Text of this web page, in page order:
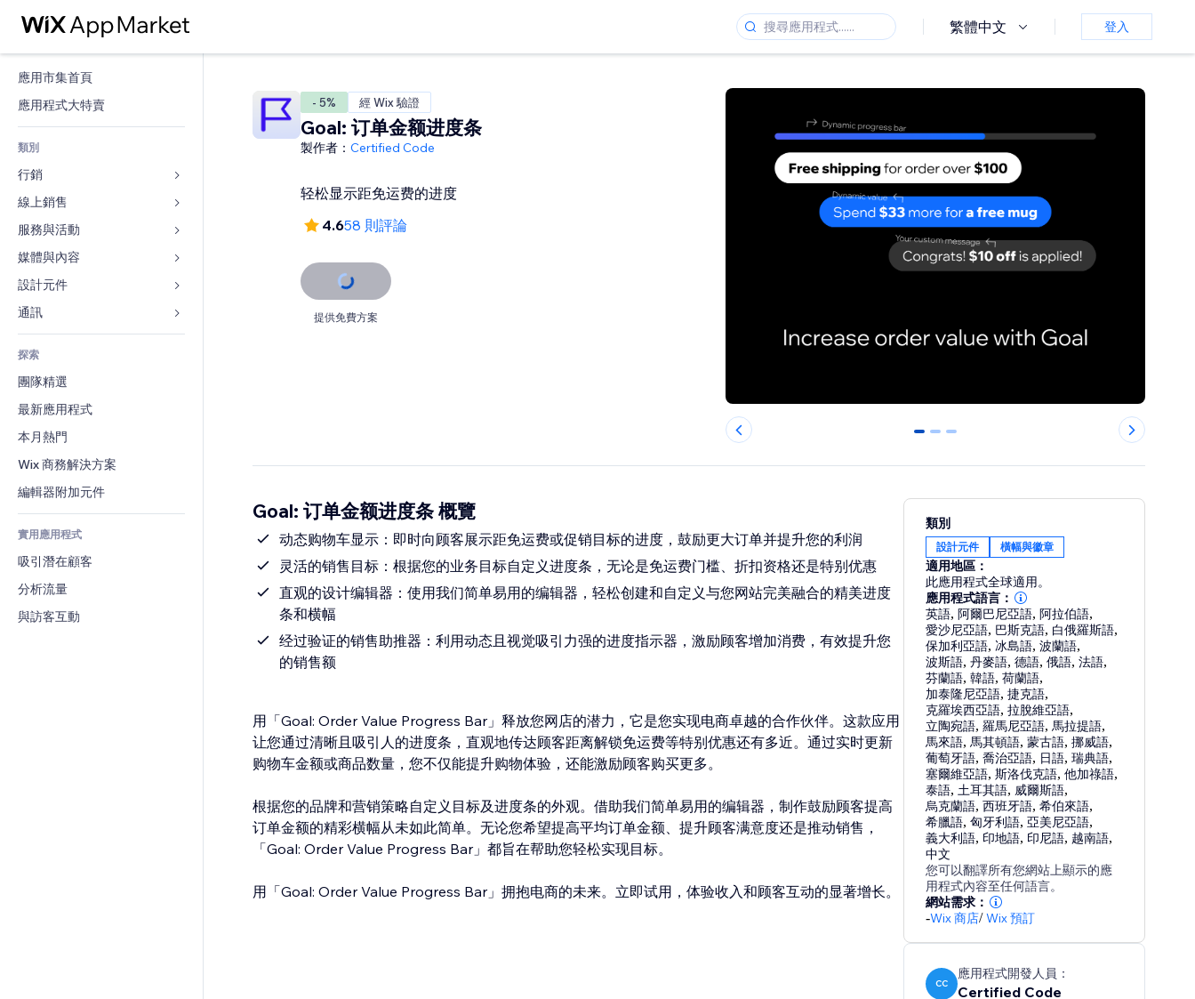
繁體中文 登入
應用市集首頁
應用程式大特賣
類別
行銷
廣告
行動裝置
分析
社交
發佈網站
電子郵件
轉換率
線上銷售
商店應用程式
出貨與送貨
付款按鈕
網路課程
會計
優惠券與酬賓計劃
倉儲解決方案
廠商直送
食品及飲料
服務與活動
旅館
活動
餐廳
不動產
預訂
媒體與內容
圖庫
音樂
Podcast
相片
影片
PDF
檔案分享
新聞
內容服務
設計元件
地圖與導航
隱私與安全性
時鐘
網頁範本
圖片效果
按鈕與選單
橫幅與徽章
計算機
搜尋
天氣
圖表與表格
表單
部落格
投票
聊天
留言
電話
社群
評價與推薦
CRM
探索
團隊精選
最新應用程式
本月熱門
Wix 商務解決方案
編輯器附加元件
實用應用程式
吸引潛在顧客
分析流量
與訪客互動
- 5% 經 Wix 驗證
Goal: 订单金额进度条
製作者： Certified Code
轻松显示距免运费的进度
4.658 則評論
提供免費方案
0 1 2
Goal: 订单金额进度条 概覽
动态购物车显示：即时向顾客展示距免运费或促销目标的进度，鼓励更大订单并提升您的利润
灵活的销售目标：根据您的业务目标自定义进度条，无论是免运费门槛、折扣资格还是特别优惠
直观的设计编辑器：使用我们简单易用的编辑器，轻松创建和自定义与您网站完美融合的精美进度
条和横幅
经过验证的销售助推器：利用动态且视觉吸引力强的进度指示器，激励顾客增加消费，有效提升您
的销售额
用「Goal: Order Value Progress Bar」释放您网店的潜力，它是您实现电商卓越的合作伙伴。这款应用
让您通过清晰且吸引人的进度条，直观地传达顾客距离解锁免运费等特别优惠还有多近。通过实时更新
购物车金额或商品数量，您不仅能提升购物体验，还能激励顾客购买更多。
根据您的品牌和营销策略自定义目标及进度条的外观。借助我们简单易用的编辑器，制作鼓励顾客提高
订单金额的精彩横幅从未如此简单。无论您希望提高平均订单金额、提升顾客满意度还是推动销售，
「Goal: Order Value Progress Bar」都旨在帮助您轻松实现目标。
用「Goal: Order Value Progress Bar」拥抱电商的未来。立即试用，体验收入和顾客互动的显著增长。
類別
設計元件 橫幅與徽章
適用地區：
此應用程式全球適用。
應用程式語言：
英語,阿爾巴尼亞語,阿拉伯語,
愛沙尼亞語, 巴斯克語, 白俄羅斯語,
保加利亞語, 冰島語,波蘭語,
波斯語,丹麥語,德語,俄語,法語,
芬蘭語,韓語,荷蘭語,
加泰隆尼亞語,捷克語,
克羅埃西亞語,拉脫維亞語,
立陶宛語,羅馬尼亞語, 馬拉提語,
馬來語, 馬其頓語,蒙古語,挪威語,
葡萄牙語,喬治亞語, 日語,瑞典語,
塞爾維亞語,斯洛伐克語,他加祿語,
泰語, 土耳其語, 威爾斯語,
烏克蘭語,西班牙語,希伯來語,
希臘語,匈牙利語,亞美尼亞語,
義大利語, 印地語, 印尼語, 越南語,
中文
您可以翻譯所有您網站上顯示的應
用程式內容至任何語言。
網站需求：
-Wix 商店/Wix 預訂
CC
應用程式開發人員：
Certified Code